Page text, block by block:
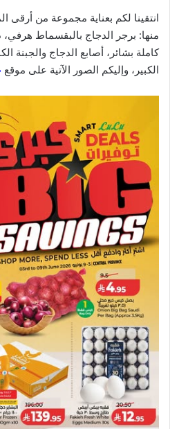
انتقينا لكم بعناية مجموعة من أرقى
منها: برجر الدجاج بالبقسماط هرفي،
كاملة بشائر، أصابع الدجاج والجبنة
الكبير، وإليكم الصور الآتية على موقع